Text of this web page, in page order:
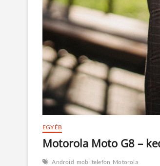
EGYÉB
Motorola Moto G8 –
Android mobiltelefon Motorola